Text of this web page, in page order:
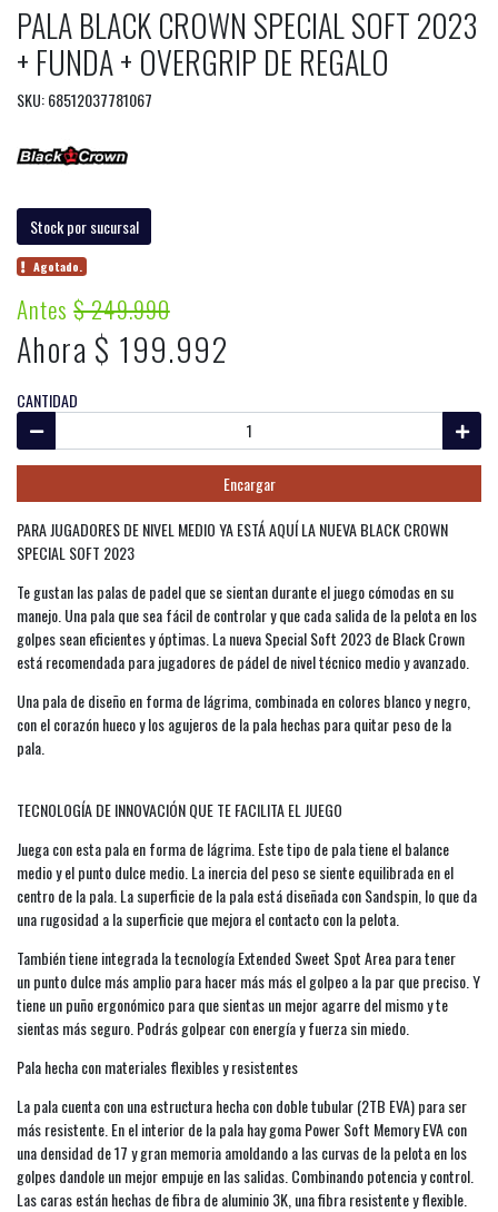
PALA BLACK CROWN SPECIAL SOFT 2023
+ FUNDA + OVERGRIP DE REGALO
SKU: 68512037781067
Stock por sucursal
Agotado.
Antes$ 249.990
Ahora $ 199.992
CANTIDAD
Encargar
PARA JUGADORES DE NIVEL MEDIO YA ESTÁ AQUÍ LA NUEVA BLACK CROWN
SPECIAL SOFT 2023
Te gustan las palas de padel que se sientan durante el juego cómodas en su
manejo. Una pala que sea fácil de controlar y que cada salida de la pelota en los
golpes sean eficientes y óptimas. La nueva Special Soft 2023 de Black Crown
está recomendada para jugadores de pádel de nivel técnico medio y avanzado.
Una pala de diseño en forma de lágrima, combinada en colores blanco y negro,
con el corazón hueco y los agujeros de la pala hechas para quitar peso de la
pala.
TECNOLOGÍA DE INNOVACIÓN QUE TE FACILITA EL JUEGO
Juega con esta pala en forma de lágrima. Este tipo de pala tiene el balance
medio y el punto dulce medio. La inercia del peso se siente equilibrada en el
centro de la pala. La superficie de la pala está diseñada con Sandspin, lo que da
una rugosidad a la superficie que mejora el contacto con la pelota.
También tiene integrada la tecnología Extended Sweet Spot Area para tener
un punto dulce más amplio para hacer más más el golpeo a la par que preciso. Y
tiene un puño ergonómico para que sientas un mejor agarre del mismo y te
sientas más seguro. Podrás golpear con energía y fuerza sin miedo.
Pala hecha con materiales flexibles y resistentes
La pala cuenta con una estructura hecha con doble tubular (2TB EVA) para ser
más resistente. En el interior de la pala hay goma Power Soft Memory EVA con
una densidad de 17 y gran memoria amoldando a las curvas de la pelota en los
golpes dandole un mejor empuje en las salidas. Combinando potencia y control.
Las caras están hechas de fibra de aluminio 3K, una fibra resistente y flexible.